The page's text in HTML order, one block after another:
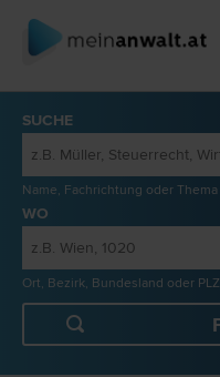
SUCHE
Name, Fachrichtung oder Thema
WO
Ort, Bezirk, Bundesland oder PLZ